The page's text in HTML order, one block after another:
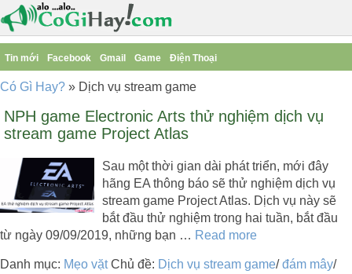
Tin mới Facebook Gmail Game Điện Thoại
Có Gì Hay? » Dịch vụ stream game
NPH game Electronic Arts thử nghiệm dịch vụ
stream game Project Atlas
Sau một thời gian dài phát triển, mới đây
hãng EA thông báo sẽ thử nghiệm dịch vụ
stream game Project Atlas. Dịch vụ này sẽ
bắt đầu thử nghiệm trong hai tuần, bắt đầu
từ ngày 09/09/2019, những bạn … Read more
Danh mục: Mẹo vặt Chủ đề: Dịch vụ stream game/đám mây/